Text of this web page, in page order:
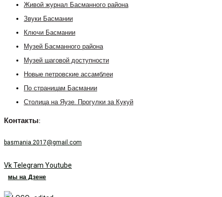
Живой журнал Басманного района
Звуки Басмании
Ключи Басмании
Музей Басманного района
Музей шаговой доступности
Новые петровские ассамблеи
По страницам Басмании
Столица на Яузе. Прогулки за Кукуй
Контакты:
basmania.2017@gmail.com
VkTelegram Youtube
мы на Дзене